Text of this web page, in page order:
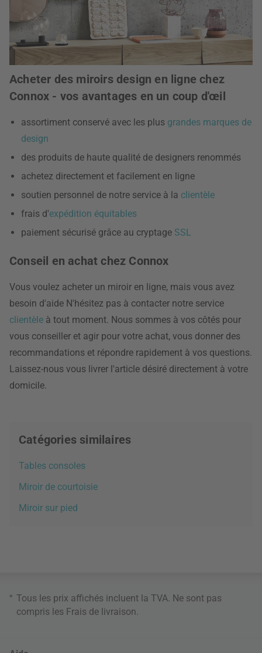
Acheter des miroirs design en ligne chez
Connox - vos avantages en un coup d'œil
assortiment conservé avec les plus grandes marques de
design
des produits de haute qualité de designers renommés
achetez directement et facilement en ligne
soutien personnel de notre service à la clientèle
frais d'expédition équitables
paiement sécurisé grâce au cryptage SSL
Conseil en achat chez Connox
Vous voulez acheter un miroir en ligne, mais vous avez
besoin d'aide N'hésitez pas à contacter notre service
clientèle à tout moment. Nous sommes à vos côtés pour
vous conseiller et agir pour votre achat, vous donner des
recommandations et répondre rapidement à vos questions.
Laissez-nous vous livrer l'article désiré directement à votre
domicile.
Catégories similaires
Tables consoles
Miroir de courtoisie
Miroir sur pied
* Tous les prix affichés incluent la TVA. Ne sont pas
compris les Frais de livraison.